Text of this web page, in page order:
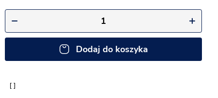
Dodaj do koszyka